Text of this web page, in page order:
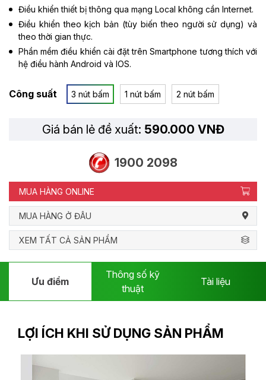
Điều khiển thiết bị thông qua mạng Local không cần Internet.
Điều khiển theo kịch bản (tùy biến theo người sử dụng) và
theo thời gian thực.
Phần mềm điều khiển cài đặt trên Smartphone tương thích với
hệ điều hành Android và IOS.
Công suất 3 nút bấm 1 nút bấm 2 nút bấm
Giá bán lẻ đề xuất: 590.000 VNĐ
1900 2098
MUA HÀNG ONLINE
MUA HÀNG Ở ĐÂU
XEM TẤT CẢ SẢN PHẨM
Ưu điểm
Thông số kỹ
thuật
Tài liệu
LỢI ÍCH KHI SỬ DỤNG SẢN PHẨM